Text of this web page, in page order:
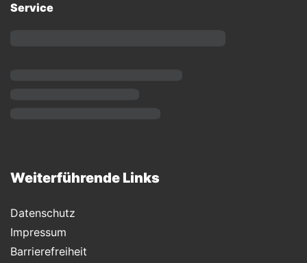
Service
Weiterführende Links
Datenschutz
Impressum
Barrierefreiheit